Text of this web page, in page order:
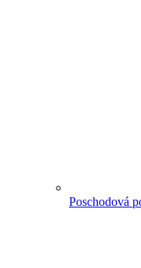
Poschodová